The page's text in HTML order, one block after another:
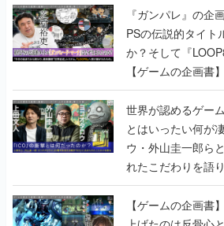
『ガンパレ』の
PSの伝説的タイト
か？そして『
【ゲームの企画書】
世界が認めるゲー
とはいったい何が
ウ・外山圭一郎ら
れたこだわりを語
画書】
【ゲームの企画書